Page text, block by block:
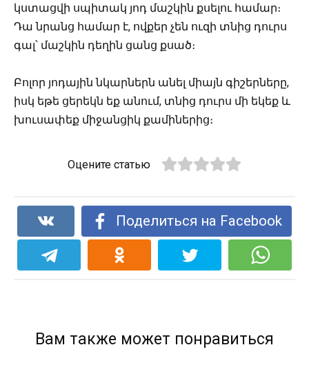
կստացվի սպիտակ յոդ մաշկին քսելու համար։
Դա նրանց համար է, ովքեր չեն ուզի տնից դուրս
գալ՝ մաշկին դեղին ցանց քսած։
Բոլոր յոդային նկարներն անել միայն գիշերները,
իսկ եթե ցերեկն եք անում, տնից դուրս մի եկեք և
խուսափեք միջանցիկ քամիներից։
Оцените статью
Поделиться на Facebook
Вам также может понравиться